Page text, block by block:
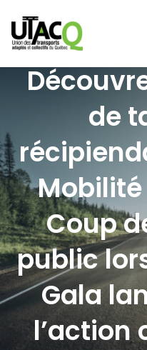
MRC de
de
Coup
public
Gala
l’action